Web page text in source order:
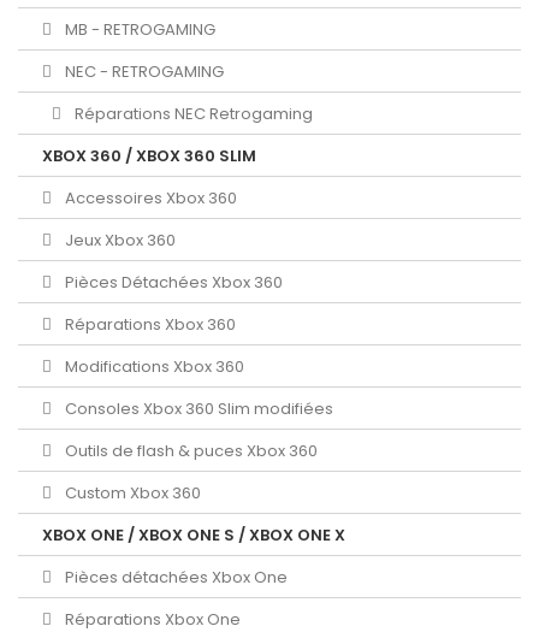
MB - RETROGAMING
NEC - RETROGAMING
Réparations NEC Retrogaming
XBOX 360 / XBOX 360 SLIM
Accessoires Xbox 360
Jeux Xbox 360
Pièces Détachées Xbox 360
Réparations Xbox 360
Modifications Xbox 360
Consoles Xbox 360 Slim modifiées
Outils de flash & puces Xbox 360
Custom Xbox 360
XBOX ONE / XBOX ONE S / XBOX ONE X
Pièces détachées Xbox One
Réparations Xbox One